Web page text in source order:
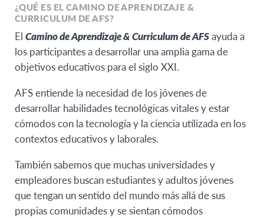
¿QUÉ ES EL CAMINO DE APRENDIZAJE &
CURRICULUM DE AFS?
El Camino de Aprendizaje & Curriculum de AFSayuda a
los participantes a desarrollar una amplia gama de
objetivos educativos para el siglo XXI.
AFS entiende la necesidad de los jóvenes de
desarrollar habilidades tecnológicas vitales y estar
cómodos con la tecnología y la ciencia utilizada en los
contextos educativos y laborales.
También sabemos que muchas universidades y
empleadores buscan estudiantes y adultos jóvenes
que tengan un sentido del mundo más allá de sus
propias comunidades y se sientan cómodos